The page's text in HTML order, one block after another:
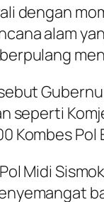
dengan
alam
seperti
Kombes
Midi